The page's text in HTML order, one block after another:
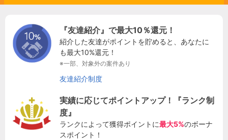
『友達紹介』で最大10％還元！
紹介した友達がポイントを貯めると、あなたに
も最大10%還元！
※一部、対象外の案件あり
友達紹介制度
実績に応じてポイントアップ！『ランク制
度』
ランクによって獲得ポイントに最大5%のボーナ
スポイント！